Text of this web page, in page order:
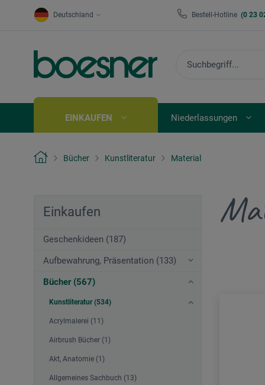
Deutschland Bestell-Hotline (0 23
EINKAUFEN Niederlassungen
Bücher Kunstliteratur Material
Einkaufen
Geschenkideen (187)
Aufbewahrung, Präsentation (133)
Bücher (567)
Kunstliteratur (534)
Acrylmalerei (11)
Airbrush Bücher (1)
Akt, Anatomie (1)
Allgemeines Sachbuch (13)